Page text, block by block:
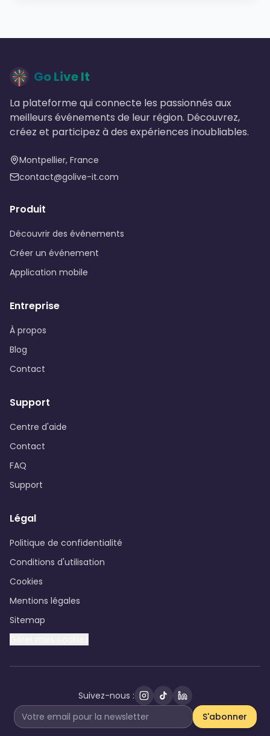
Go Live It
La plateforme qui connecte les passionnés aux
meilleurs événements de leur région. Découvrez,
créez et participez à des expériences inoubliables.
Montpellier, France
contact@golive-it.com
Produit
Découvrir des événements
Créer un événement
Application mobile
Entreprise
À propos
Blog
Contact
Support
Centre d'aide
Contact
FAQ
Support
Légal
Politique de confidentialité
Conditions d'utilisation
Cookies
Mentions légales
Sitemap
Suivez-nous :
S'abonner